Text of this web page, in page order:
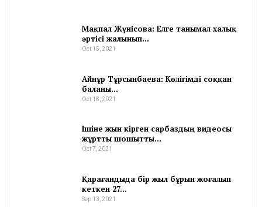
Мақпал Жүнісова: Елге танымал халық
әртісі жалынып…
Oct 15, 2021
Айнұр Тұрсынбаева: Көлігімді соққан
баланы…
Oct 18, 2021
Ішіне жын кірген сарбаздың видеосы
жұртты шошытты…
Oct 7, 2021
Қарағандыда бір жыл бұрын жоғалып
кеткен 27…
Sep 13, 2021